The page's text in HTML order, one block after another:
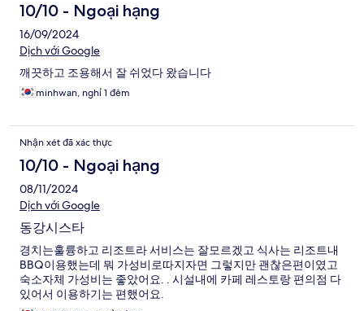
10/10 - Ngoại hạng
16/09/2024
Dịch với Google
깨끗하고 조용해서 잘 쉬었다 왔습니다
minhwan, nghỉ 1 đêm
Nhận xét đã xác thực
10/10 - Ngoại hạng
08/11/2024
Dịch với Google
동강시스타
경치는훌륭하고 리조트라 서비스는 잘모르겠고 식사는 리조트내
BBQ이용했는데 뭐 가성비로따지자면 그렇지만 괜찮은편이였고
숙소자체 가성비는 좋았어요. . 시설내에 카페 레스토랑 편의점 다
있어서 이용하기는 편했어요.